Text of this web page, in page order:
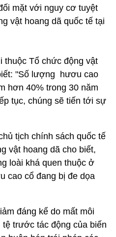
mặt với nguy cơ tuyệt
vật hoang dã quốc tế tại
thuộc Tổ chức động vật
"Số lượng hươu cao
hơn 40% trong 30 năm
tục, chúng sẽ tiến tới sự
tịch chính sách quốc tế
vật hoang dã cho biết,
loài khá quen thuộc ở
cao cổ đang bị đe dọa
đáng kể do mất môi
trước tác động của biến